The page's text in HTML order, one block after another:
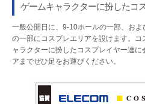
ゲームキャラクターに扮したコ
一般公開日に、9-10ホールの一部、およ
の一部にコスプレエリアを設けます。
ャラクターに扮したコスプレイヤー達
アまでぜひ足をお運びください。